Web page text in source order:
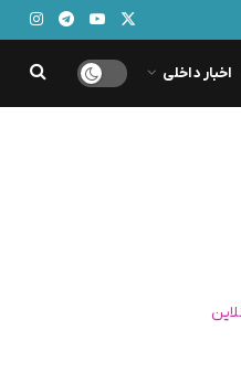
اخبار داخلی